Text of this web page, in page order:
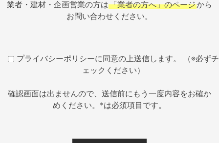
業者・建材・企画営業の方は「業者の方へ」のページから
お問い合わせください。
プライバシーポリシーに同意の上送信します。 （※必ずチ
ェックください）
確認画面は出ませんので、送信前にもう一度内容をお確か
めください。*は必須項目です。